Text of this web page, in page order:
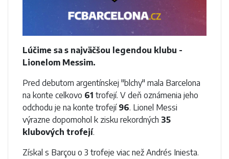
Lúčime sa s najväčšou legendou klubu -
Lionelom Messim.
Pred debutom argentínskej "blchy" mala Barcelona
na konte celkovo 61 trofejí. V deň oznámenia jeho
odchodu je na konte trofejí 96. Lionel Messi
výrazne dopomohol k zisku rekordných 35
klubových trofejí.
Získal s Barçou o 3 trofeje viac než Andrés Iniesta.